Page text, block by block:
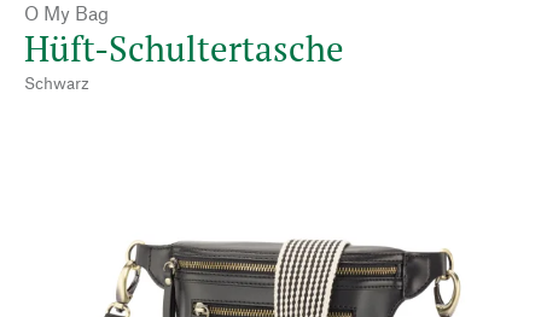
O My Bag
Hüft-Schultertasche
Schwarz